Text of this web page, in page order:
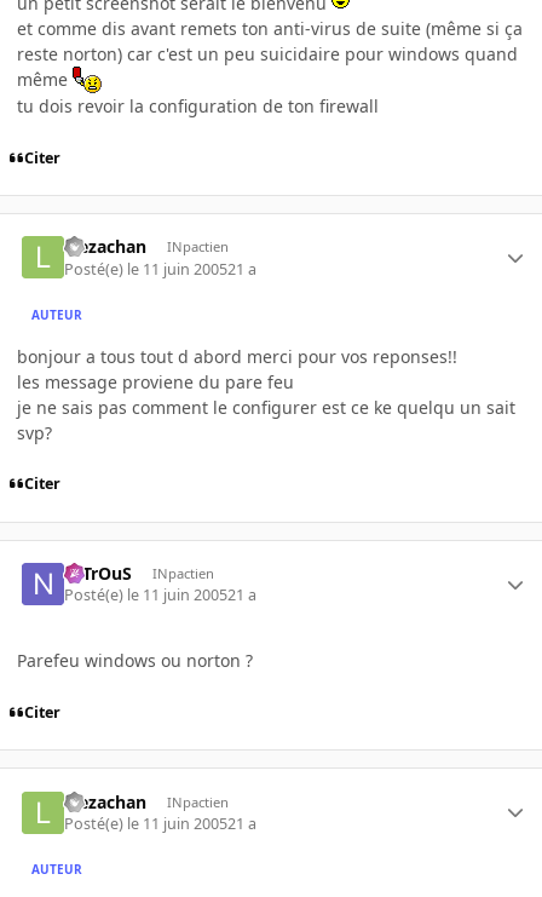
et comme dis avant remets ton anti-virus de suite (même si ça
reste norton) car c'est un peu suicidaire pour windows quand
même
tu dois revoir la configuration de ton firewall
Citer
leezachan INpactien
Posté(e) le 11 juin 200521 a
AUTEUR
bonjour a tous tout d abord merci pour vos reponses!!
les message proviene du pare feu
je ne sais pas comment le configurer est ce ke quelqu un sait
svp?
Citer
NiTrOuS INpactien
Posté(e) le 11 juin 200521 a
Parefeu windows ou norton ?
Citer
leezachan INpactien
Posté(e) le 11 juin 200521 a
AUTEUR